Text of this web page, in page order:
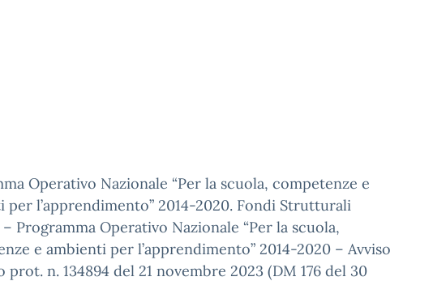
Operativo Nazionale “Per la scuola, competenze e
per l’apprendimento” 2014-2020. Fondi Strutturali
Programma Operativo Nazionale “Per la scuola,
e ambienti per l’apprendimento” 2014-2020 – Avviso
prot. n. 134894 del 21 novembre 2023 (DM 176 del 30